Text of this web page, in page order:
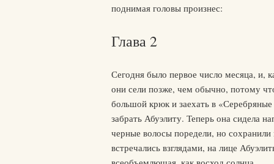
поднимая головы произнес:
Глава 2
Сегодня было первое число месяца, и,
они сели позже, чем обычно, потому
большой крюк и заехать в
забрать Абуэлиту. Теперь она сидела
черные волосы поредели, но
встречались взглядами, на лице